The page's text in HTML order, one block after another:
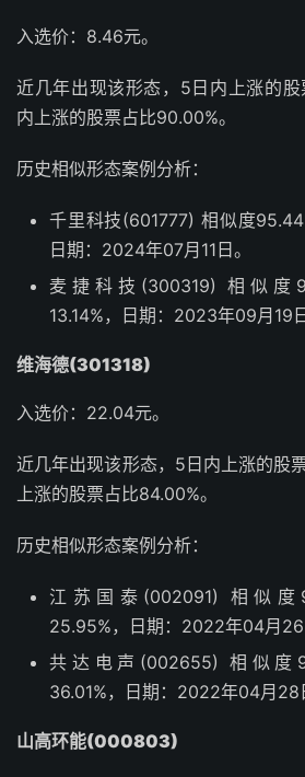
入选价：8.46元。
近几年出现该形态，5日内上涨的股
内上涨的股票占比90.00%。
历史相似形态案例分析：
千里科技(601777) 相似度
日期：2024年07月11日。
麦捷科技(300319) 相似度
13.14%，日期：2023年09月19日
维海德(301318)
入选价：22.04元。
近几年出现该形态，5日内上涨的股
上涨的股票占比84.00%。
历史相似形态案例分析：
江苏国泰(002091) 相似
25.95%，日期：2022年04月26
共达电声(002655) 相似度
36.01%，日期：2022年04月28
山高环能(000803)